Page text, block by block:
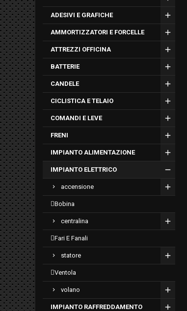
ADESIVI E GRAFICHE
AMMORTIZZATORI E FORCELLE
ATTREZZI OFFICINA
BATTERIE
CANDELE
CICLISTICA E TELAIO
COMANDI E LEVE
FRENI
IMPIANTO ALIMENTAZIONE
IMPIANTO ELETTRICO
accensione
bobina
centralina
fari e fanali
statore
ventola
volano
IMPIANTO RAFFREDDAMENTO